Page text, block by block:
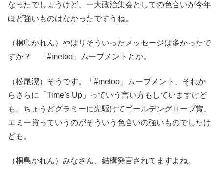
なったでしょうけど、一大政治集会としての色合いが今年
ほど強いものはなかったですうね。
（桐島かれん）やはりそういったメッセージは多かったで
すか？ 「#metoo」ムーブメントとか。
（松尾潔）そうです。「#metoo」ムーブメント、それか
らさらに「Time’s Up」っていう言い方もしていますけど
も。ちょうどグラミーに先駆けてゴールデングローブ賞、
エミー賞っていうのがそういう色合いの強いものでしたけ
ども。
（桐島かれん）みなさん、結構発言されてますよね。